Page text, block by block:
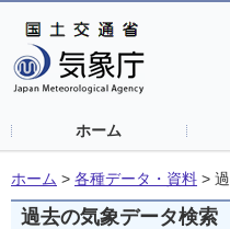
ホーム
ホーム > 各種データ・資料 >
過去の気象データ検索